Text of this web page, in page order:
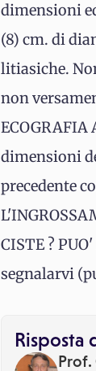
dimensioni
(8) cm. di
litiasiche.
non
dimensioni
precedente
CISTE ?
segnalarvi
Risposta
Prof.